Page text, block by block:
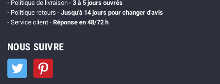
- Politique de livraison - 3 à 5 jours ouvrés
- Politique retours - Jusqu'à 14 jours pour changer d'avis
- Service client - Réponse en 48/72 h
NOUS SUIVRE
Twitter